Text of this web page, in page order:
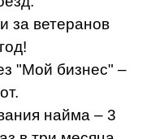
за ветеранов
"Мой бизнес" –
найма – 3